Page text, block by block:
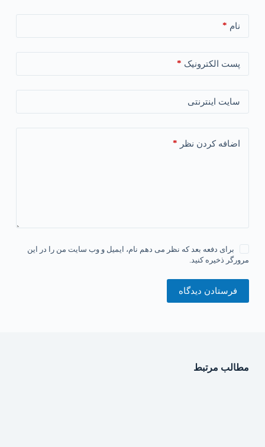
نام *
پست الکترونیک *
سایت اینترنتی
اضافه کردن نظر *
برای دفعه بعد که نظر می دهم نام، ایمیل و وب سایت من را در این
مرورگر ذخیره کنید.
فرستادن دیدگاه
مطالب مرتبط